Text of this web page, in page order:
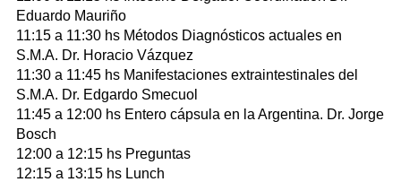
Eduardo Mauriño
11:15 a 11:30 hs Métodos Diagnósticos actuales en
S.M.A. Dr. Horacio Vázquez
11:30 a 11:45 hs Manifestaciones extraintestinales del
S.M.A. Dr. Edgardo Smecuol
11:45 a 12:00 hs Entero cápsula en la Argentina. Dr. Jorge
Bosch
12:00 a 12:15 hs Preguntas
12:15 a 13:15 hs Lunch